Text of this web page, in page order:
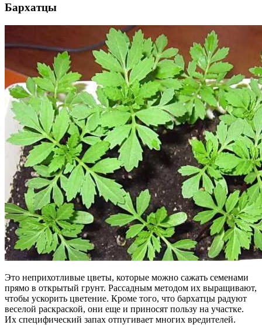
Бархатцы
Это неприхотливые цветы, которые можно сажать семенами
прямо в открытый грунт. Рассадным методом их выращивают,
чтобы ускорить цветение. Кроме того, что бархатцы радуют
веселой раскраской, они еще и приносят пользу на участке.
Их специфический запах отпугивает многих вредителей.